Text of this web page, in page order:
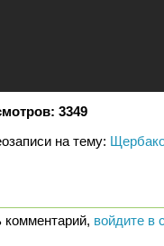
3349
на тему:
комментарий, войдите в